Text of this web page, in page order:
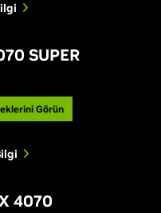
SUPER
Görün
4070